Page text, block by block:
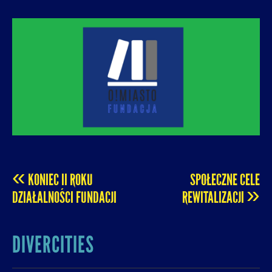
URBANIZACJI – PROMUJEMY I WSPIERAMY
ROZWÓJ MIAST I MIEJSKICH WSPÓLNOT.
O! MIASTO
POST
« KONIEC II ROKU
DZIAŁALNOŚCI FUNDACJI
SPOŁECZNE CELE
REWITALIZACJI»
DIVERCITIES